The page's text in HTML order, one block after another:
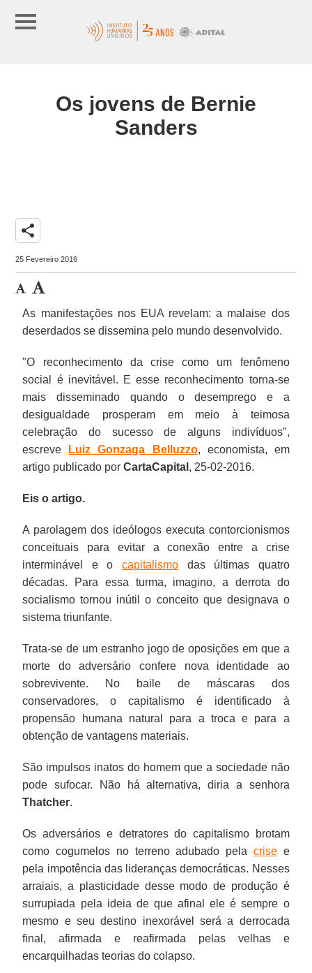
Os jovens de Bernie
Sanders
share
25 Fevereiro 2016
As manifestações nos EUA revelam: a malaise dos
deserdados se dissemina pelo mundo desenvolvido.
"O reconhecimento da crise como um fenômeno
social é inevitável. E esse reconhecimento torna-se
mais disseminado quando odesemprego e a
desigualdade prosperam em meio à teimosa
celebração do sucesso de alguns indivíduos",
escreve
Luiz Gonzaga Belluzzo, economista, em
artigo publicado porCartaCapital , 25-02-2016.
Eis o artigo.
A parolagem dos ideólogos executa contorcionismos
conceituais para evitar a conexão entre a crise
interminável e o capitalismo das últimas quatro
décadas. Para essa turma, imagino, a derrota do
socialismo tornou inútil o conceito que designava o
sistema triunfante.
Trata-se de um estranho jogo de oposições em que a
morte do adversário confere nova identidade ao
sobrevivente. No baile de máscaras dos
conservadores, o capitalismo é identificado à
propensão humana natural para a troca e para a
obtenção de vantagens materiais.
São impulsos inatos do homem que a sociedade não
pode sufocar. Não há alternativa, diria a senhora
Thatcher.
Os adversários e detratores do capitalismo brotam
como cogumelos no terreno adubado pela crisee
pela impotência das lideranças democráticas. Nesses
arraiais, a plasticidade desse modo de produção é
surrupiada pela ideia de que afinal ele é sempre o
mesmo e seu destino inexorável será a derrocada
final, afirmada e reafirmada pelas velhas e
encarquilhadas teorias do colapso.